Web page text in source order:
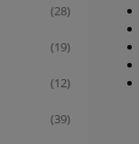
(28)
(19)
(12)
(39)